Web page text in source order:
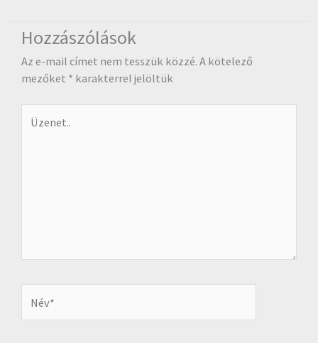
Hozzászólások
Az e-mail címet nem tesszük közzé. A kötelező
mezőket * karakterrel jelöltük